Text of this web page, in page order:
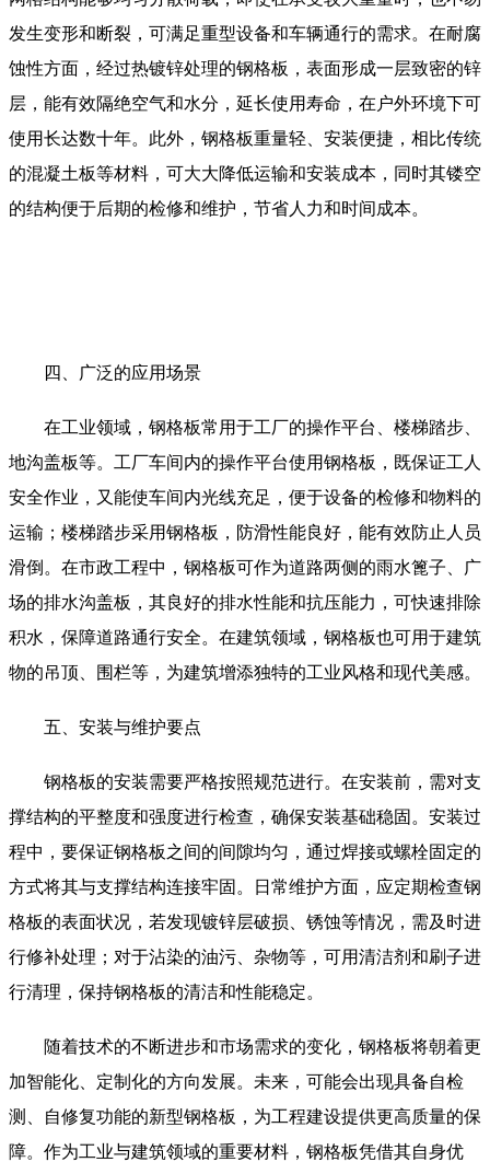
发生变形和断裂，可满足重型设备和车辆通行的需求。在耐腐
蚀性方面，经过热镀锌处理的钢格板，表面形成一层致密的锌
层，能有效隔绝空气和水分，延长使用寿命，在户外环境下可
使用长达数十年。此外，钢格板重量轻、安装便捷，相比传统
的混凝土板等材料，可大大降低运输和安装成本，同时其镂空
的结构便于后期的检修和维护，节省人力和时间成本。
四、广泛的应用场景
在工业领域，钢格板常用于工厂的操作平台、楼梯踏步、
地沟盖板等。工厂车间内的操作平台使用钢格板，既保证工人
安全作业，又能使车间内光线充足，便于设备的检修和物料的
运输；楼梯踏步采用钢格板，防滑性能良好，能有效防止人员
滑倒。在市政工程中，钢格板可作为道路两侧的雨水篦子、广
场的排水沟盖板，其良好的排水性能和抗压能力，可快速排除
积水，保障道路通行安全。在建筑领域，钢格板也可用于建筑
物的吊顶、围栏等，为建筑增添独特的工业风格和现代美感。
五、安装与维护要点
钢格板的安装需要严格按照规范进行。在安装前，需对支
撑结构的平整度和强度进行检查，确保安装基础稳固。安装过
程中，要保证钢格板之间的间隙均匀，通过焊接或螺栓固定的
方式将其与支撑结构连接牢固。日常维护方面，应定期检查钢
格板的表面状况，若发现镀锌层破损、锈蚀等情况，需及时进
行修补处理；对于沾染的油污、杂物等，可用清洁剂和刷子进
行清理，保持钢格板的清洁和性能稳定。
随着技术的不断进步和市场需求的变化，钢格板将朝着更
加智能化、定制化的方向发展。未来，可能会出现具备自检
测、自修复功能的新型钢格板，为工程建设提供更高质量的保
障。作为工业与建筑领域的重要材料，钢格板凭借其自身优